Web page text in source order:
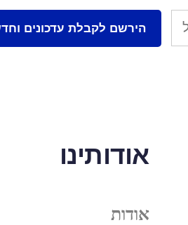
אודותינו
אודות